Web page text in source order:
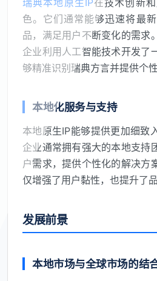
瑞典本地原生IP在技术创新
色。它们通常能够迅速将最
品，满足用户不断变化的需求
企业利用人工智能技术开发了
够精准识别瑞典方言并提供个性
本地化服务与支持
本地原生IP能够提供更加细致
企业通常拥有强大的本地支持
户需求，提供个性化的解决方
仅增强了用户黏性，也提升了品
发展前景
本地市场与全球市场的结